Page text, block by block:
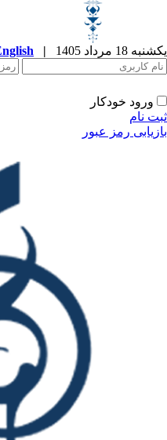
|
English
عبور